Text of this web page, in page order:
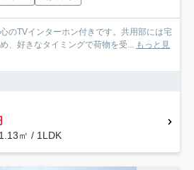
のTVインターホン付きです。共用部には宅
、好きなタイミングで荷物を受... もっと見
㎡ / 1LDK